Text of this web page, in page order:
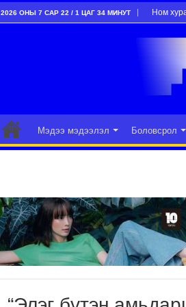
2026 ОНЫ 7 САР 22 / 1 ЦАГ 34 МИНУТ Ном
Мэдээ мэдээлэл Боловсрол